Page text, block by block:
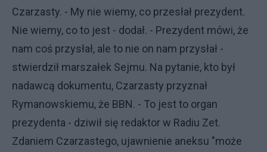
Czarzasty. - My nie wiemy, co przesłał prezydent.
Nie wiemy, co to jest - dodał. - Prezydent mówi, że
nam coś przysłał, ale to nie on nam przysłał -
stwierdził marszałek Sejmu. Na pytanie, kto był
nadawcą dokumentu, Czarzasty przyznał
Rymanowskiemu, że BBN. - To jest to organ
prezydenta - dziwił się redaktor w Radiu Zet.
Zdaniem Czarzastego, ujawnienie aneksu "może